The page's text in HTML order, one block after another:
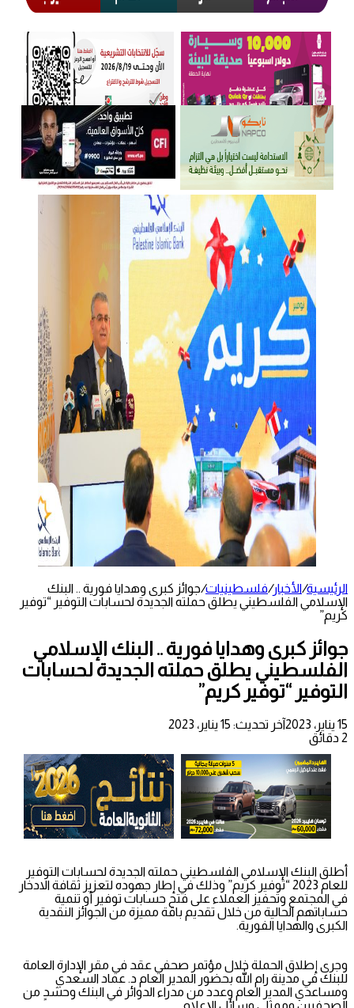
الرئيسية/الأخبار/فلسطينيات/جوائز كبرى وهدايا فورية .. البنك
الإسلامي الفلسطيني يطلق حملته الجديدة لحسابات التوفير “توفير
كريم”
جوائز كبرى وهدايا فورية .. البنك الإسلامي
الفلسطيني يطلق حملته الجديدة لحسابات
التوفير “توفير كريم”
15 يناير، 2023
آخر تحديث: 15 يناير، 2023
2 دقائق
أطلق البنك الإسلامي الفلسطيني حملته الجديدة لحسابات التوفير
للعام 2023 “توفير كريم” وذلك في إطار جهوده لتعزيز ثقافة الادخار
في المجتمع وتحفيز العملاء على فتح حسابات توفير أو تنمية
حساباتهم الحالية من خلال تقديم باقة مميزة من الجوائز النقدية
الكبرى والهدايا الفورية.
وجرى إطلاق الحملة خلال مؤتمر صحفي عقد في مقر الإدارة العامة
للبنك في مدينة رام الله بحضور المدير العام د. عماد السعدي
ومساعدي المدير العام وعدد من مدراء الدوائر في البنك وحشدٍ من